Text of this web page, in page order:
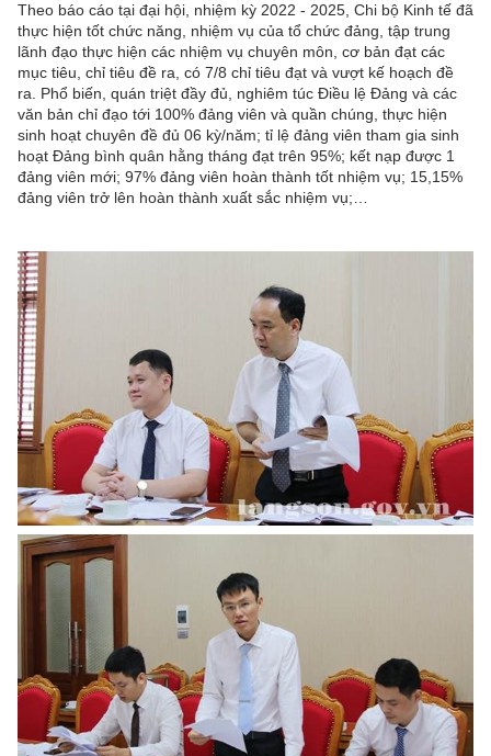
Theo báo cáo tại đại hội, nhiệm kỳ 2022 - 2025, Chi bộ Kinh tế đã
thực hiện tốt chức năng, nhiệm vụ của tổ chức đảng, tập trung
lãnh đạo thực hiện các nhiệm vụ chuyên môn, cơ bản đạt các
mục tiêu, chỉ tiêu đề ra, có 7/8 chỉ tiêu đạt và vượt kế hoạch đề
ra. Phổ biến, quán triệt đầy đủ, nghiêm túc Điều lệ Đảng và các
văn bản chỉ đạo tới 100% đảng viên và quần chúng, thực hiện
sinh hoạt chuyên đề đủ 06 kỳ/năm; tỉ lệ đảng viên tham gia sinh
hoạt Đảng bình quân hằng tháng đạt trên 95%; kết nạp được 1
đảng viên mới; 97% đảng viên hoàn thành tốt nhiệm vụ; 15,15%
đảng viên trở lên hoàn thành xuất sắc nhiệm vụ;…